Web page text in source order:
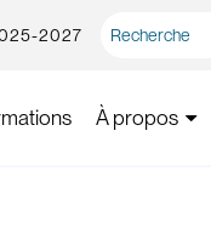
2027
rapide
À propos